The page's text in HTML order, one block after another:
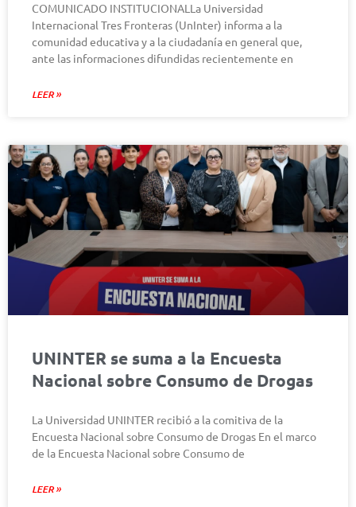
COMUNICADO INSTITUCIONALLa Universidad
Internacional Tres Fronteras (UnInter) informa a la
comunidad educativa y a la ciudadanía en general que,
ante las informaciones difundidas recientemente en
LEER »
UNINTER se suma a la Encuesta
Nacional sobre Consumo de Drogas
La Universidad UNINTER recibió a la comitiva de la
Encuesta Nacional sobre Consumo de Drogas En el marco
de la Encuesta Nacional sobre Consumo de
LEER »